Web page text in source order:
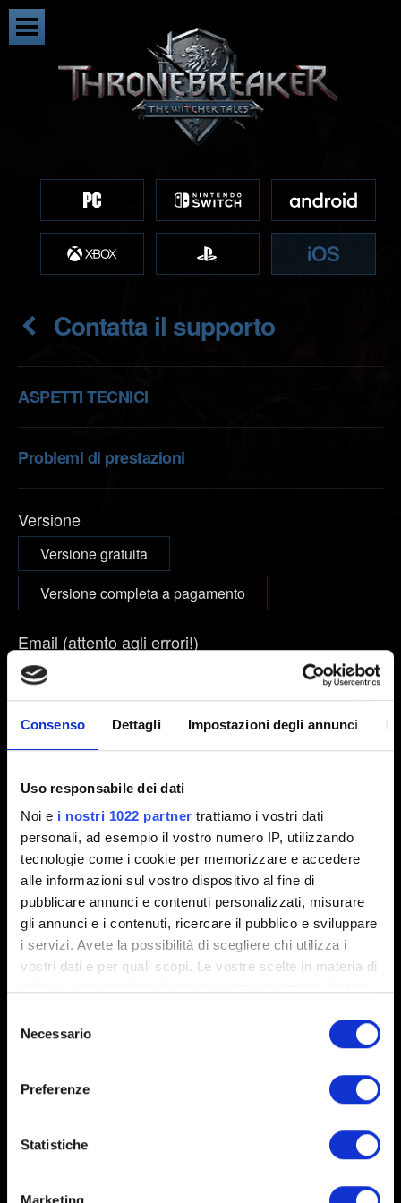
Consenso Dettagli Impostazioni degli annunci
Uso responsabile dei dati
Noi e i nostri 1022 partner trattiamo i vostri dati
personali, ad esempio il vostro numero IP, utilizzando
tecnologie come i cookie per memorizzare e accedere
alle informazioni sul vostro dispositivo al fine di
pubblicare annunci e contenuti personalizzati, misurare
gli annunci e i contenuti, ricercare il pubblico e sviluppare
i servizi. Avete la possibilità di scegliere chi utilizza i
vostri dati e per quali scopi. Le vostre scelte in materia di
modificare o revocare il proprio consenso in qualsiasi
momento dalla Dichiarazione sui cookie o facendo clic
raccogliere informazioni sulla tua posizione
geografica, con un'approssimazione di qualche
delNecessario
Preferenze
Statistiche
Marketing
Contatta il supporto
ASPETTI TECNICI
Problemi di prestazioni
Versione
Versione gratuita
Versione completa a pagamento
Email (attento agli errori!)
Breve descrizione del problema
Aggiungi file
Puoi allegare un file al tuo rapporto (ad esempio, una
schermata per evidenziare un problema grafico).
Limite: 12 MB
Esplora
Invia